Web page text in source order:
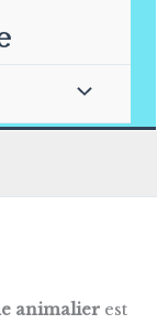
animalier est